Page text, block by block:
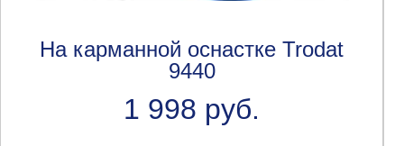
На карманной оснастке Trodat
9440
1 998 руб.